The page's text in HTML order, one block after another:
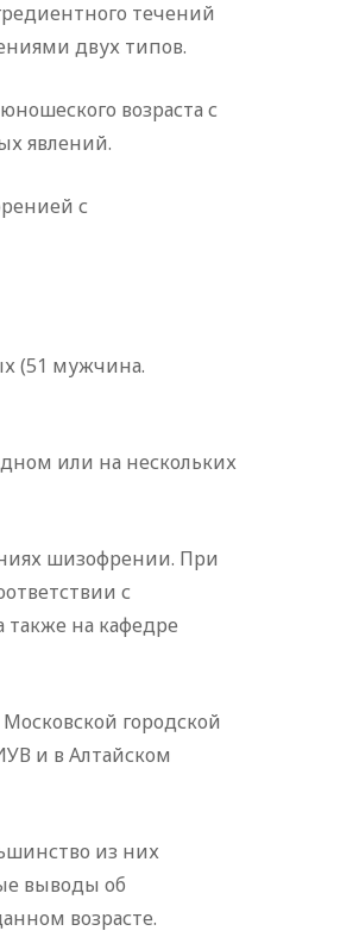
течений
двух типов.
возраста с
явлений.
с
(51 мужчина.
или на нескольких
шизофрении. При
с
на кафедре
городской
и в Алтайском
из них
выводы об
возрасте.